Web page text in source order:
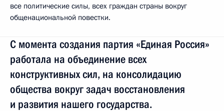
все политические силы, всех граждан страны вокруг
общенациональной повестки.
С момента создания партия «Единая Россия»
работала на объединение всех
конструктивных сил, на консолидацию
общества вокруг задач восстановления
и развития нашего государства.